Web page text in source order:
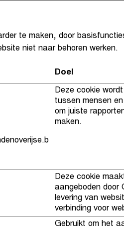
te maken, door
niet naar behoren werken.
Doel
Deze cookie
tussen mensen
om juiste
maken.
Deze cookie
aangeboden door
levering van
verbinding voor
Gebruikt om het